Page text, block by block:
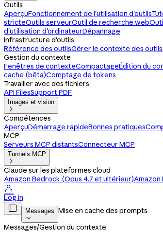
Outils
AperçuFonctionnement de l'utilisation d'outils
stricteOutils serveurOutil de recherche web
d'utilisation d'ordinateurDépannage
Infrastructure d'outils
Référence des outilsGérer le contexte des outils
Gestion du contexte
Fenêtres de contexteCompactageÉdition du
cache (bêta)Comptage de tokens
Travailler avec des fichiers
API FilesSupport PDF
Images et vision

Compétences
AperçuDémarrage rapideBonnes pratiques
MCP
Serveurs MCP distantsConnecteur MCP
Tunnels MCP

Claude sur les plateformes cloud
Amazon Bedrock (Opus 4.7 et ultérieur)Amazon

Log in
 Messages

Mise en cache des prompts
Messages/Gestion du contexte